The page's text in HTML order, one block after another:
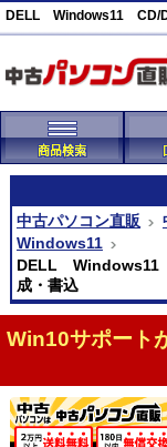
中古パソコン直販
Windows11
DELL Windows11
成・書込
Win10サポート